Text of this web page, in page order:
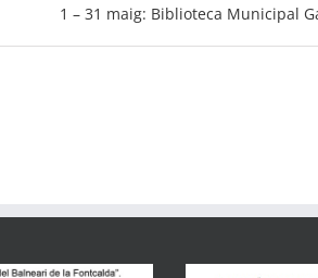
1 – 31 maig: Biblioteca Municipal